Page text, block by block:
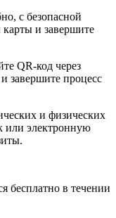
с безопасной
и завершите
QR-код через
завершите процесс
и физических
или электронную
бесплатно в течении